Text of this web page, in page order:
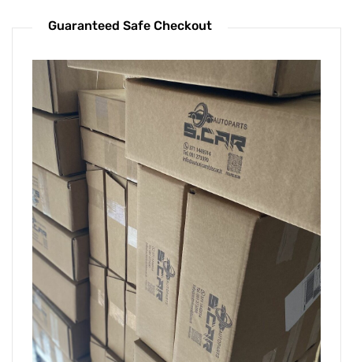
Guaranteed Safe Checkout